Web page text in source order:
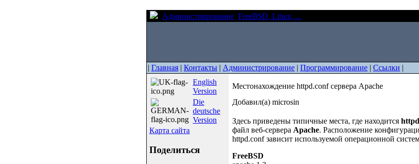
Администрирование FreeBSD, Linux, ...
| Главная | Контакты | Администрирование | Программирование | Ссылки |
English
Version
Die
deutsche
Version
Карта сайта
Поделиться
Местонахождение httpd.conf сервера Apache
Добавил(а) microsin
Здесь приведены типичные места, где находится
файл веб-сервера Apache. Расположение
httpd.conf зависит используемой операционной
FreeBSD